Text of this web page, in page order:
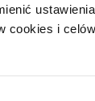
cookies i15